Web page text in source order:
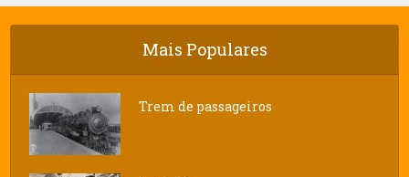
Mais Populares
Trem de passageiros